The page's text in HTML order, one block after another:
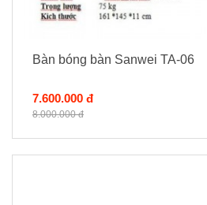
Bàn bóng bàn Sanwei TA-06
7.600.000 đ
8.000.000 đ